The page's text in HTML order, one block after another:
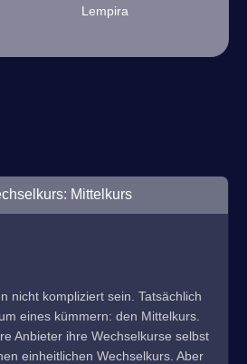
Lempira
Mittelkurs
nicht kompliziert sein. Tatsächlich
eines kümmern: den Mittelkurs.
Anbieter ihre Wechselkurse selbst
einheitlichen Wechselkurs. Aber